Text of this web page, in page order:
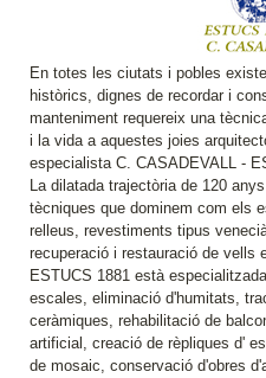
En totes les ciutats i pobles
històrics, dignes de recordar i
manteniment requereix una
i la vida a aquestes joies
especialista C. CASADEVALL -
La dilatada trajectòria de 120
tècniques que dominem com els
relleus, revestiments tipus
recuperació i restauració de vells
ESTUCS 1881 està
escales, eliminació d'humitats,
ceràmiques, rehabilitació de
artificial, creació de rèpliques d'
de mosaic, conservació d'obres